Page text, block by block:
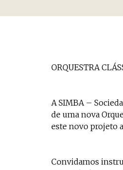
ORQUESTRA
A SIMBA –
de uma nova
este novo projeto
Convidamos